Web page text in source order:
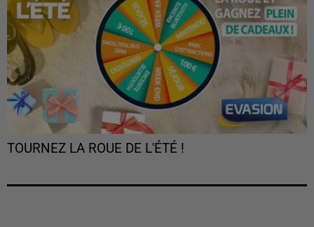
TOURNEZ LA ROUE DE L'ÉTÉ !